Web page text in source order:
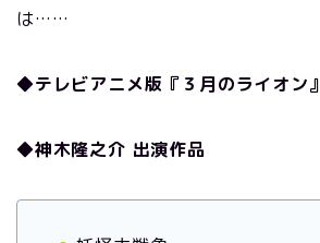
は……
◆テレビアニメ版『３月のライオン』
◆神木隆之介 出演作品